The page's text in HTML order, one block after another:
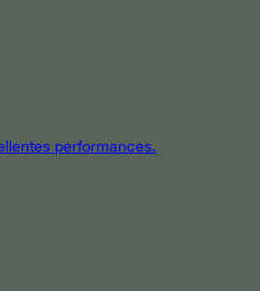
performances.